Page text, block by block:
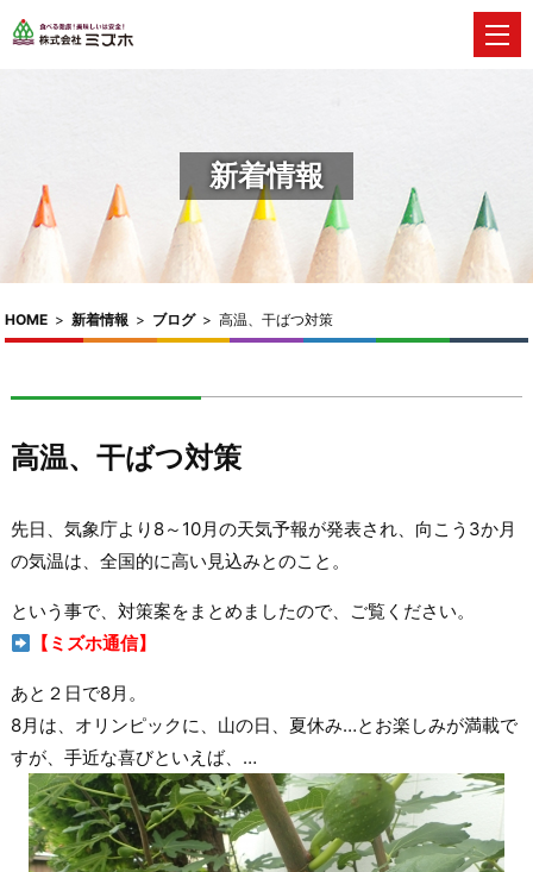
新着情報
HOME > 新着情報 > ブログ> 高温、干ばつ対策
高温、干ばつ対策
先日、気象庁より8～10月の天気予報が発表され、向こう3か月
の気温は、全国的に高い見込みとのこと。
という事で、対策案をまとめましたので、ご覧ください。
【ミズホ通信】
あと２日で8月。
8月は、オリンピックに、山の日、夏休み…とお楽しみが満載で
すが、手近な喜びといえば、…